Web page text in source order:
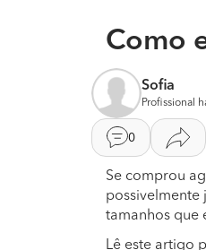
Painéis solares
Instalação elétrica
Isolamento térmico
Instalação de gás
Preço Painéis solares
Preço Isolamento
Preço Toldos
Preço Instalação de
Remodelação de
Remodelação de
Decoração de
Pintura
Como
Sofia
Profissional
0
Se comprou
possivelmente
tamanhos que
Lê este artigo